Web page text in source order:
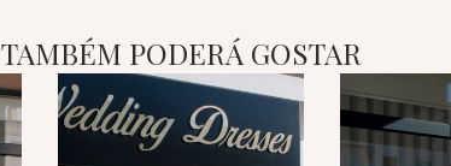
TAMBÉM PODERÁ GOSTAR